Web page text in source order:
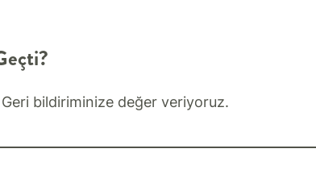
bildiriminize değer veriyoruz.